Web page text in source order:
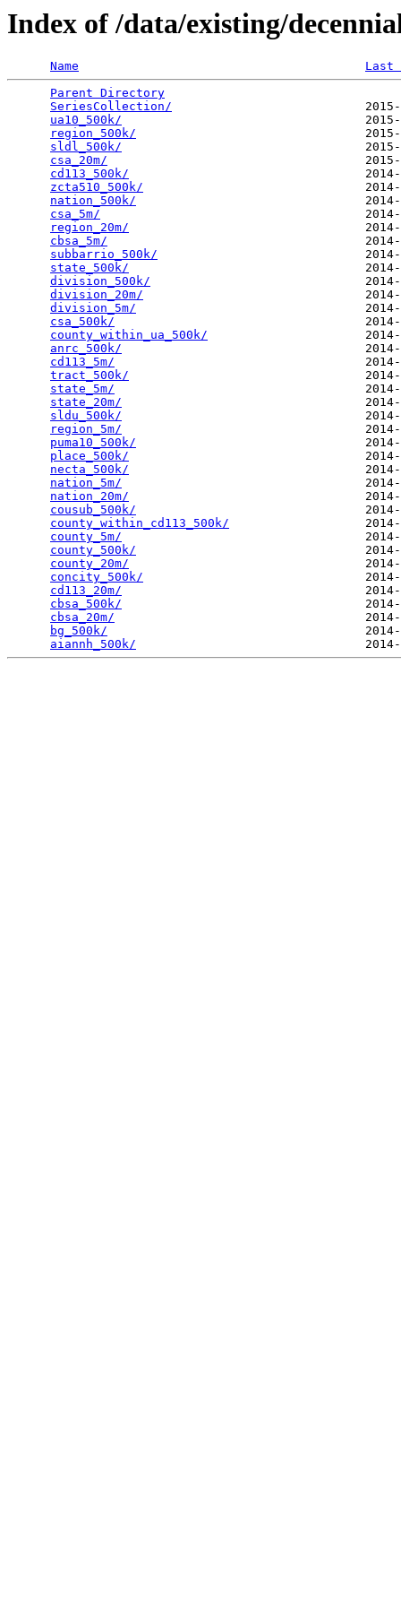
Index of /data/existing/
Name
Last
Parent Directory
SeriesCollection/
ua10_500k/
region_500k/
sldl_500k/
csa_20m/
cd113_500k/
zcta510_500k/
nation_500k/
csa_5m/
region_20m/
cbsa_5m/
subbarrio_500k/
state_500k/
division_500k/
division_20m/
division_5m/
csa_500k/
county_within_ua_500k/
anrc_500k/
cd113_5m/
tract_500k/
state_5m/
state_20m/
sldu_500k/
region_5m/
puma10_500k/
place_500k/
necta_500k/
nation_5m/
nation_20m/
cousub_500k/
county_within_cd113_500k/
county_5m/
county_500k/
county_20m/
concity_500k/
cd113_20m/
cbsa_500k/
cbsa_20m/
bg_500k/
aiannh_500k/